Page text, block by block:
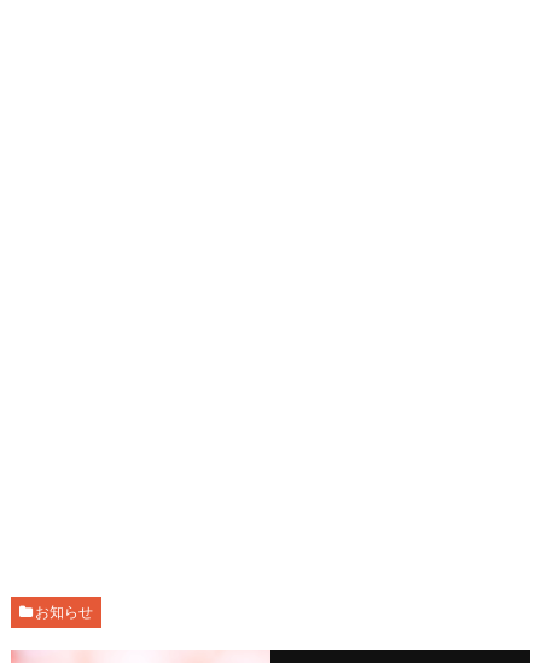
お知らせ